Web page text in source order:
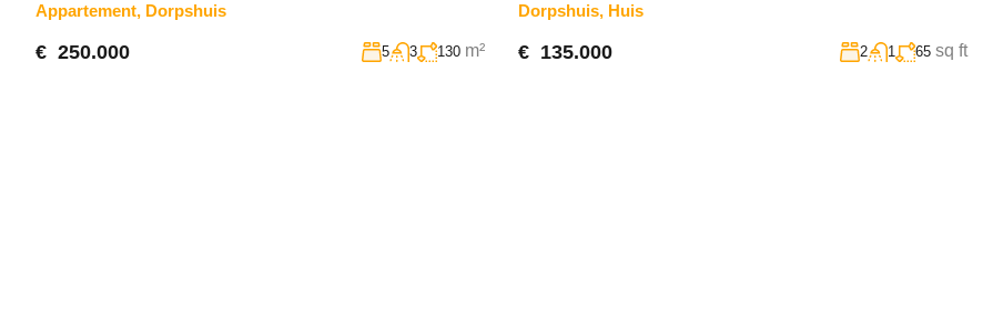
Appartement, Dorpshuis
€ 250.000 5 3 130 m²
Dorpshuis, Huis
€ 135.000 2 1 65 sq ft